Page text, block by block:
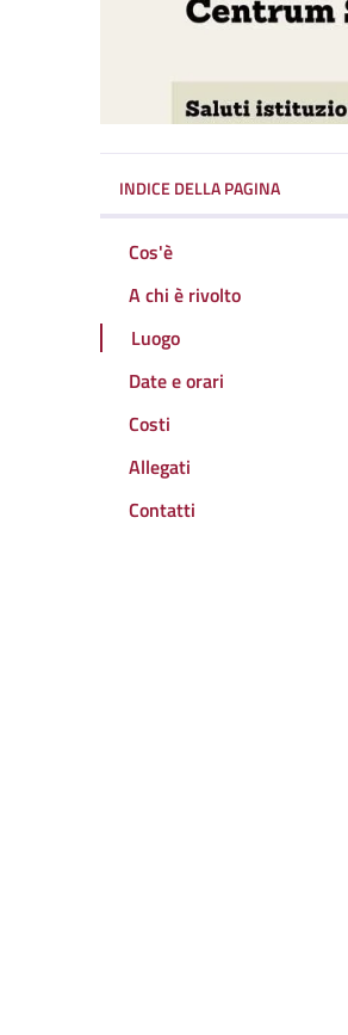
INDICE DELLA PAGINA
Cos'è
A chi è rivolto
Luogo
Date e orari
Costi
Allegati
Contatti